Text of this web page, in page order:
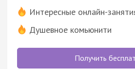
Интересные онлайн-
Душевное комьюнити
Получить